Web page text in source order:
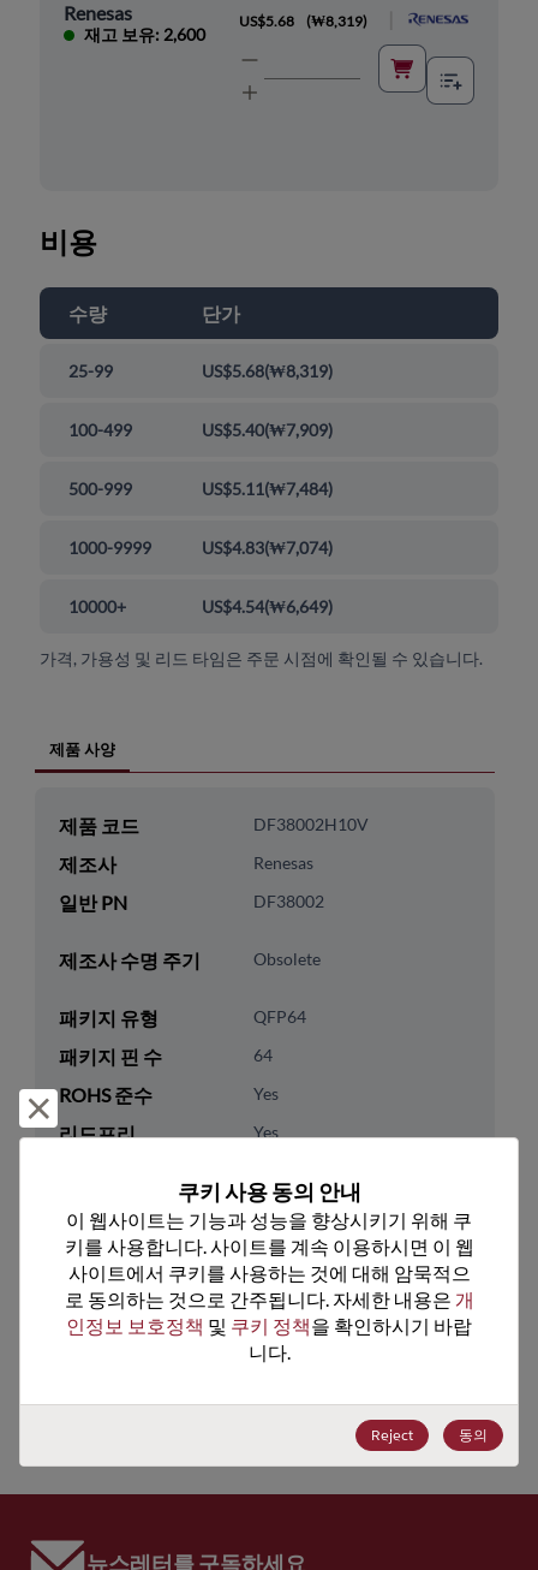
Renesas
재고 보유: 2,600
US$5.68 (₩8,319)
비용
수량 단가
25-99 US$5.68(₩8,319)
100-499 US$5.40(₩7,909)
500-999 US$5.11(₩7,484)
1000-9999 US$4.83(₩7,074)
10000+ US$4.54(₩6,649)
가격, 가용성 및 리드 타임은 주문 시점에 확인될 수 있습니다.
제품 사양
제품 코드 DF38002H10V
제조사 Renesas
일반 PN DF38002
제조사 수명 주기 Obsolete
패키지 유형 QFP64
패키지 핀 수 64
ROHS 준수 Yes
리드프리 Yes
기술 카테고리 Processor & Peripheral
기술 하위 카테고리 MCU & MPU
기술 그룹 8-Bit
8542.31.0015
ECCN EAR99
뉴스레터를 구독하세요
거부 및 닫기
쿠키 사용 동의 안내
이 웹사이트는 기능과 성능을 향상시키기 위해 쿠
키를 사용합니다. 사이트를 계속 이용하시면 이 웹
사이트에서 쿠키를 사용하는 것에 대해 암묵적으
로 동의하는 것으로 간주됩니다. 자세한 내용은 개
인정보 보호정책 및 쿠키 정책을 확인하시기 바랍
니다.
Reject 동의